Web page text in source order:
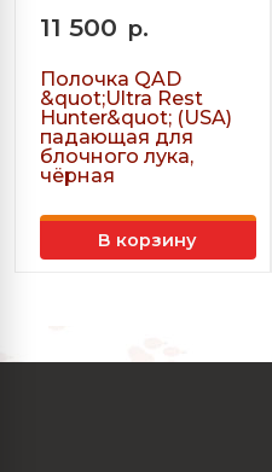
11 500 р.
Полочка QAD
&quot;Ultra Rest
Hunter&quot; (USA)
падающая для
блочного лука,
чёрная
В корзину